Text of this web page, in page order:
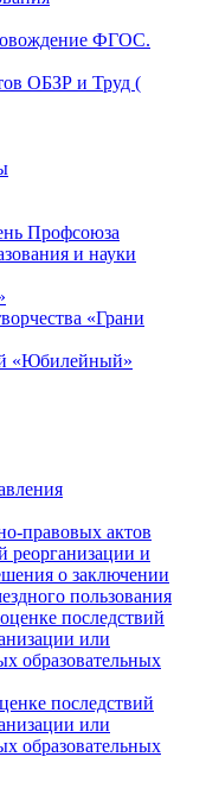
ФГОС.
ОБЗР и Труд (
Профсоюза
и науки
«Грани
«Юбилейный»
правовых актов
реорганизации и
о заключении
пользования
последствий
или
образовательных
последствий
или
образовательных